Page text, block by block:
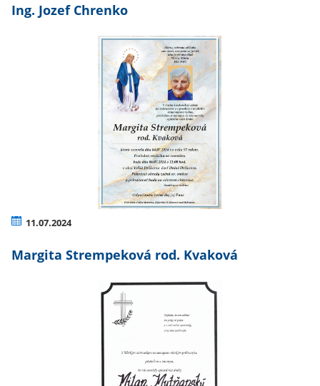
Ing. Jozef Chrenko
11.07.2024
Margita Strempeková rod. Kvaková